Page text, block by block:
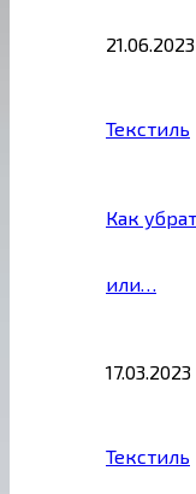
21.06.2023
Текстиль
Как
или…
17.03.2023
Текстиль